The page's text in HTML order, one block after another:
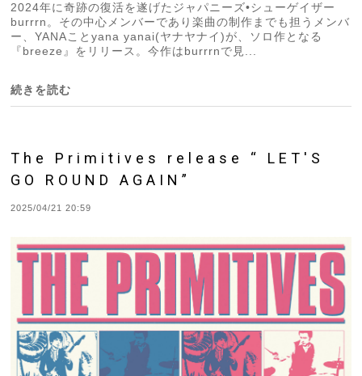
2024年に奇跡の復活を遂げたジャパニーズ•シューゲイザー
burrrn。その中心メンバーであり楽曲の制作までも担うメンバ
ー、YANAことyana yanai(ヤナヤナイ)が、ソロ作となる
『breeze』をリリース。今作はburrrnで見...
続きを読む
The Primitives release “ LET'S
GO ROUND AGAIN”
2025/04/21 20:59